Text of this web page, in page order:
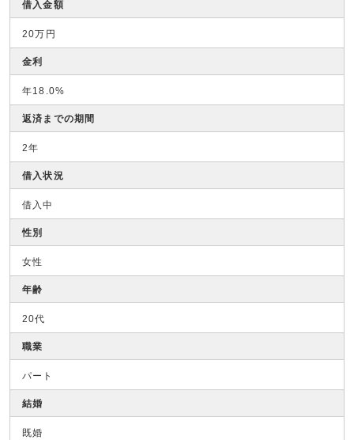
借入金額
20万円
金利
年18.0%
返済までの期間
2年
借入状況
借入中
性別
女性
年齢
20代
職業
パート
結婚
既婚